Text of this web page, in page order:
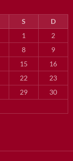
S
D
1
2
8
9
15
16
22
23
29
30